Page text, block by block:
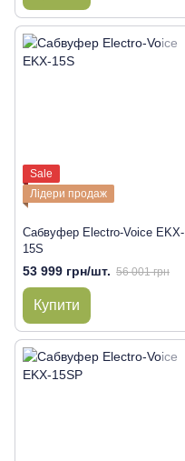
Sale
Лідери продаж
Сабвуфер Electro-Voice EKX-
15S
53 999 грн/шт. 56 001 грн
Купити